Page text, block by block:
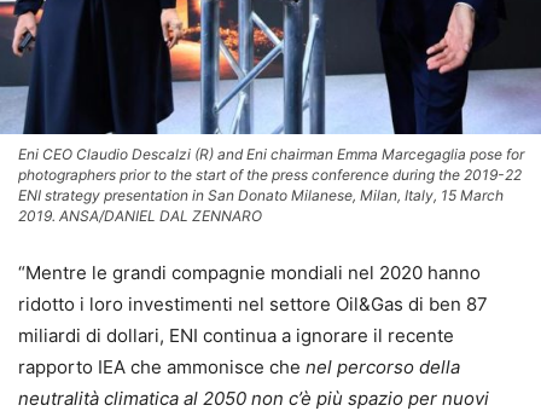
Eni CEO Claudio Descalzi (R) and Eni chairman Emma Marcegaglia pose for
photographers prior to the start of the press conference during the 2019-22
ENI strategy presentation in San Donato Milanese, Milan, Italy, 15 March
2019. ANSA/DANIEL DAL ZENNARO
“Mentre le grandi compagnie mondiali nel 2020 hanno
ridotto i loro investimenti nel settore Oil&Gas di ben 87
miliardi di dollari, ENI continua a ignorare il recente
rapporto IEA che ammonisce che nel percorso della
neutralità climatica al 2050 non c’è più spazio per nuovi